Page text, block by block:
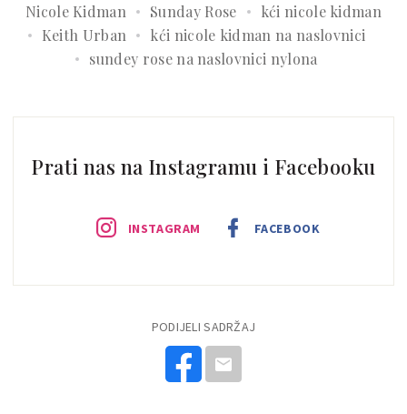
Nicole Kidman Sunday Rose
kći nicole kidman
Keith Urban
kći nicole kidman na naslovnici
sundey rose na naslovnici nylona
Prati nas na Instagramu i Facebooku
INSTAGRAM FACEBOOK
PODIJELI SADRŽAJ